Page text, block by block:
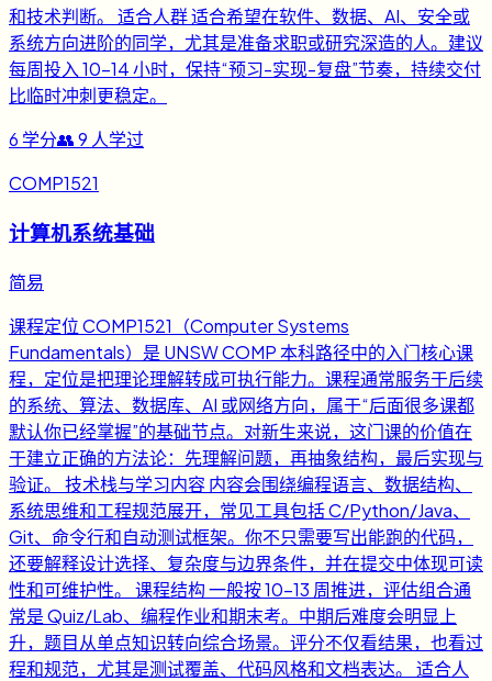
和技术判断。 适合人群 适合希望在软件、数据、AI、安全或
系统方向进阶的同学，尤其是准备求职或研究深造的人。建议
每周投入 10-14 小时，保持“预习-实现-复盘”节奏，持续交付
比临时冲刺更稳定。
6 学分👥9 人学过
COMP1521
计算机系统基础
简易
课程定位 COMP1521（Computer Systems
Fundamentals）是 UNSW COMP 本科路径中的入门核心课
程，定位是把理论理解转成可执行能力。课程通常服务于后续
的系统、算法、数据库、AI 或网络方向，属于“后面很多课都
默认你已经掌握”的基础节点。对新生来说，这门课的价值在
于建立正确的方法论：先理解问题，再抽象结构，最后实现与
验证。 技术栈与学习内容 内容会围绕编程语言、数据结构、
系统思维和工程规范展开，常见工具包括 C/Python/Java、
Git、命令行和自动测试框架。你不只需要写出能跑的代码，
还要解释设计选择、复杂度与边界条件，并在提交中体现可读
性和可维护性。 课程结构 一般按 10-13 周推进，评估组合通
常是 Quiz/Lab、编程作业和期末考。中期后难度会明显上
升，题目从单点知识转向综合场景。评分不仅看结果，也看过
程和规范，尤其是测试覆盖、代码风格和文档表达。 适合人